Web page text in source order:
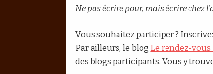
Ne pas écrire pour, mais écrire chez
Vous souhaitez participer ?
Par ailleurs, le blog Le rendez-vous
des blogs participants. Vous y